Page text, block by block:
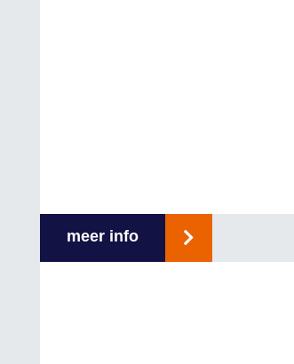
meer info